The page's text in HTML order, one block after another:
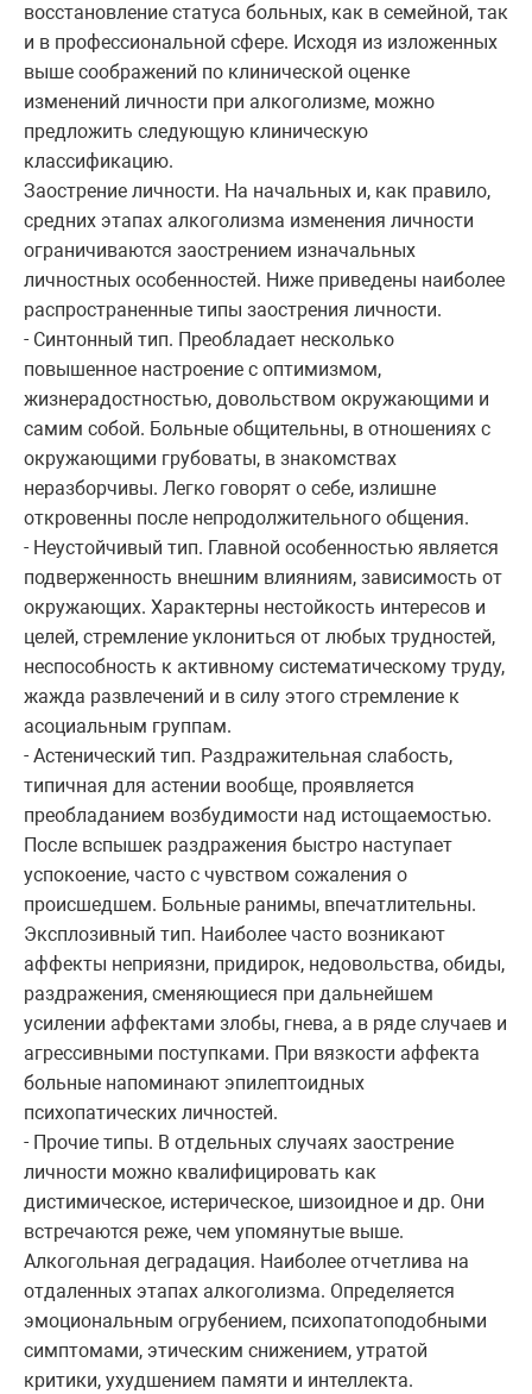
восстановление статуса больных, как в семейной, так
и в профессиональной сфере. Исходя из изложенных
выше соображений по клинической оценке
изменений личности при алкоголизме, можно
предложить следующую клиническую
классификацию.
Заострение личности. На начальных и, как правило,
средних этапах алкоголизма изменения личности
ограничиваются заострением изначальных
личностных особенностей. Ниже приведены наиболее
распространенные типы заострения личности.
- Синтонный тип. Преобладает несколько
повышенное настроение с оптимизмом,
жизнерадостностью, довольством окружающими и
самим собой. Больные общительны, в отношениях с
окружающими грубоваты, в знакомствах
неразборчивы. Легко говорят о себе, излишне
откровенны после непродолжительного общения.
- Неустойчивый тип. Главной особенностью является
подверженность внешним влияниям, зависимость от
окружающих. Характерны нестойкость интересов и
целей, стремление уклониться от любых трудностей,
неспособность к активному систематическому труду,
жажда развлечений и в силу этого стремление к
асоциальным группам.
- Астенический тип. Раздражительная слабость,
типичная для астении вообще, проявляется
преобладанием возбудимости над истощаемостью.
После вспышек раздражения быстро наступает
успокоение, часто с чувством сожаления о
происшедшем. Больные ранимы, впечатлительны.
Эксплозивный тип. Наиболее часто возникают
аффекты неприязни, придирок, недовольства, обиды,
раздражения, сменяющиеся при дальнейшем
усилении аффектами злобы, гнева, а в ряде случаев и
агрессивными поступками. При вязкости аффекта
больные напоминают эпилептоидных
психопатических личностей.
- Прочие типы. В отдельных случаях заострение
личности можно квалифицировать как
дистимическое, истерическое, шизоидное и др. Они
встречаются реже, чем упомянутые выше.
Алкогольная деградация. Наиболее отчетлива на
отдаленных этапах алкоголизма. Определяется
эмоциональным огрубением, психопатоподобными
симптомами, этическим снижением, утратой
критики, ухудшением памяти и интеллекта.